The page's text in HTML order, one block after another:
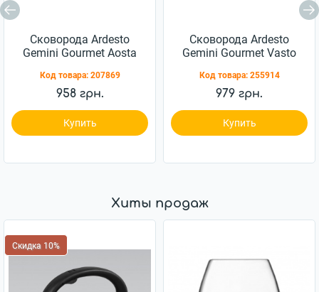
Сковорода Ardesto
Gemini Gourmet Aosta
Код товара: 207869
958 грн.
Купить
Сковорода Ardesto
Gemini Gourmet Vasto
(AR1926GSL)
Код товара: 255914
979 грн.
Купить
Хиты продаж
Скидка 10%